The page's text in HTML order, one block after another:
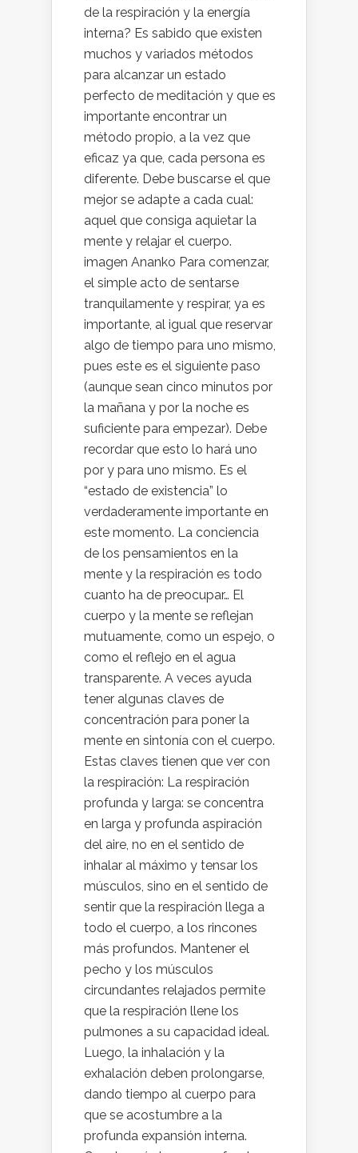
de la respiración y la energía
interna? Es sabido que existen
muchos y variados métodos
para alcanzar un estado
perfecto de meditación y que es
importante encontrar un
método propio, a la vez que
eficaz ya que, cada persona es
diferente. Debe buscarse el que
mejor se adapte a cada cual:
aquel que consiga aquietar la
mente y relajar el cuerpo.
imagen Ananko Para comenzar,
el simple acto de sentarse
tranquilamente y respirar, ya es
importante, al igual que reservar
algo de tiempo para uno mismo,
pues este es el siguiente paso
(aunque sean cinco minutos por
la mañana y por la noche es
suficiente para empezar). Debe
recordar que esto lo hará uno
por y para uno mismo. Es el
“estado de existencia” lo
verdaderamente importante en
este momento. La conciencia
de los pensamientos en la
mente y la respiración es todo
cuanto ha de preocupar… El
cuerpo y la mente se reflejan
mutuamente, como un espejo, o
como el reflejo en el agua
transparente. A veces ayuda
tener algunas claves de
concentración para poner la
mente en sintonía con el cuerpo.
Estas claves tienen que ver con
la respiración: La respiración
profunda y larga: se concentra
en larga y profunda aspiración
del aire, no en el sentido de
inhalar al máximo y tensar los
músculos, sino en el sentido de
sentir que la respiración llega a
todo el cuerpo, a los rincones
más profundos. Mantener el
pecho y los músculos
circundantes relajados permite
que la respiración llene los
pulmones a su capacidad ideal.
Luego, la inhalación y la
exhalación deben prolongarse,
dando tiempo al cuerpo para
que se acostumbre a la
profunda expansión interna.